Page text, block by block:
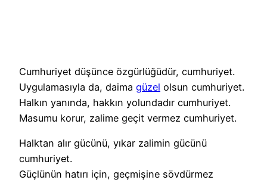
Cumhuriyet düşünce özgürlüğüdür, cumhuriyet.
Uygulamasıyla da, daima güzel olsun cumhuriyet.
Halkın yanında, hakkın yolundadır cumhuriyet.
Masumu korur, zalime geçit vermez cumhuriyet.
Halktan alır gücünü, yıkar zalimin gücünü
cumhuriyet.
Güçlünün hatırı için, geçmişine sövdürmez